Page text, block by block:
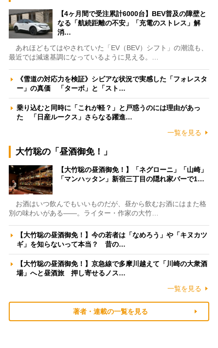
【4ヶ月間で受注累計6000台】BEV普及の障壁と
なる「航続距離の不安」「充電のストレス」解
消…
あれほどもてはやされていた「EV（BEV）シフト」の潮流も、
最近では減速基調になっているように見える。…
《雪道の対応力を検証》シビアな状況で実感した「フォレスタ
ー」の真価 「ターボ」と「スト…
乗り込むと同時に「これが軽？」と戸惑うのには理由があっ
た 「日産ルークス」さらなる躍進…
一覧を見る
大竹聡の「昼酒御免！」
【大竹聡の昼酒御免！】「ネグローニ」「山崎」
「マンハッタン」新宿三丁目の隠れ家バーで1…
お酒はいつ飲んでもいいものだが、昼から飲むお酒にはまた格
別の味わいがある――。ライター・作家の大竹…
【大竹聡の昼酒御免！】今の若者は「なめろう」や「キヌカツ
ギ」を知らないって本当？ 昔の…
【大竹聡の昼酒御免！】京急線で多摩川越えて「川崎の大衆酒
場」へと昼酒旅 押し寄せるノス…
一覧を見る
著者・連載の一覧を見る